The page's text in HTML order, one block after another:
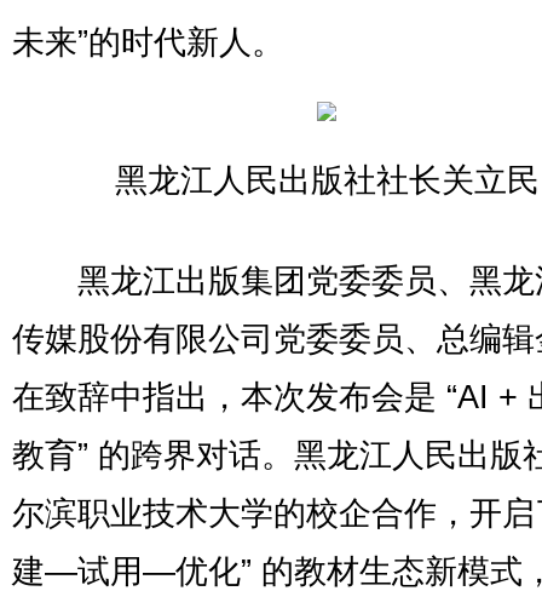
未来”的时代新人。
黑龙江人民出版社社长关立民
黑龙江出版集团党委委员、黑龙
传媒股份有限公司党委委员、总编
在致辞中指出，本次发布会是 “AI +
教育” 的跨界对话。黑龙江人民出版
尔滨职业技术大学的校企合作，开启
建—试用—优化” 的教材生态新模式